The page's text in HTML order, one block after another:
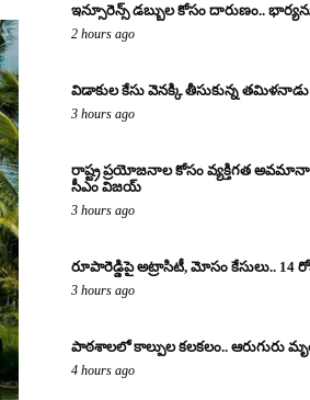
ఇన్సూరెన్స్ డబ్బుల కోసం దారుణం..
2 hours ago
విడాకుల కేసు వెనక్కి తీసుకున్న
3 hours ago
రాష్ట్ర ప్రయోజనాల కోసం వ్యక్తిగత
సీఎం విజయ్
3 hours ago
రూపారెడ్డిపై అట్రాసిటీ, మోసం కేసులు.. 14
3 hours ago
పాఠశాలలో కాల్పుల కలకలం.. ఆరుగురు
4 hours ago